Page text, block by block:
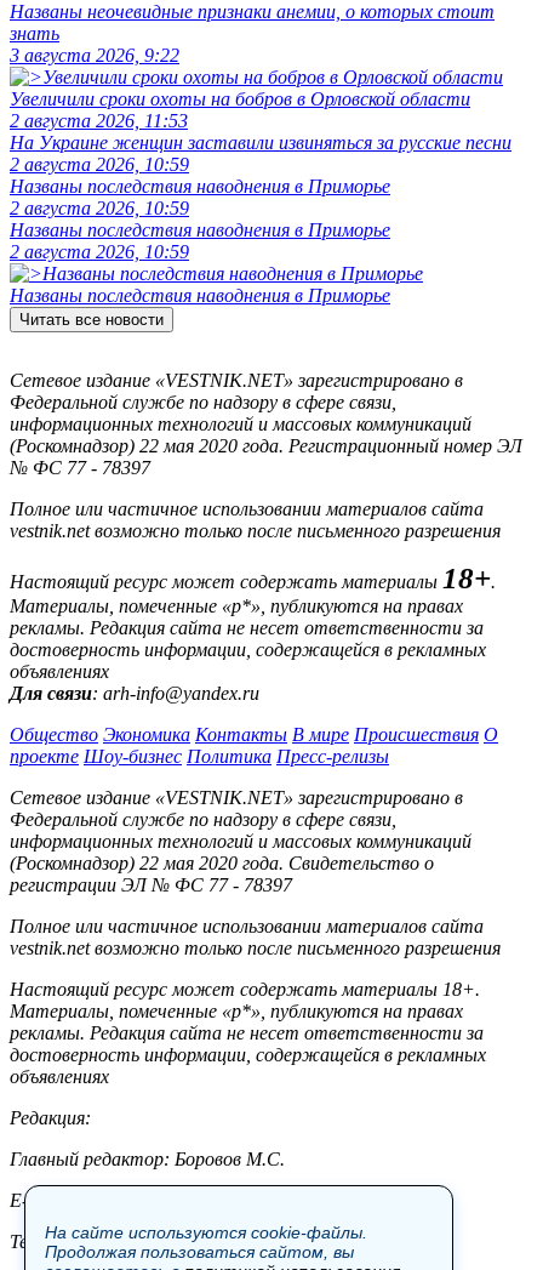
Названы неочевидные признаки анемии, о которых стоит
знать
3 августа 2026, 9:22
Увеличили сроки охоты на бобров в Орловской области
2 августа 2026, 11:53
На Украине женщин заставили извиняться за русские песни
2 августа 2026, 10:59
Названы последствия наводнения в Приморье
2 августа 2026, 10:59
Названы последствия наводнения в Приморье
2 августа 2026, 10:59
Названы последствия наводнения в Приморье
Читать все новости
Сетевое издание «VESTNIK.NET» зарегистрировано в
Федеральной службе по надзору в сфере связи,
информационных технологий и массовых коммуникаций
(Роскомнадзор) 22 мая 2020 года. Регистрационный номер ЭЛ
№ ФС 77 - 78397
Полное или частичное использовании материалов сайта
vestnik.net возможно только после письменного разрешения
Настоящий ресурс может содержать материалы 18+.
Материалы, помеченные «р*», публикуются на правах
рекламы. Редакция сайта не несет ответственности за
достоверность информации, содержащейся в рекламных
объявлениях
Для связи: arh-info@yandex.ru
Общество Экономика Контакты В мире Происшествия О
проекте Шоу-бизнес Политика Пресс-релизы
Сетевое издание «VESTNIK.NET» зарегистрировано в
Федеральной службе по надзору в сфере связи,
информационных технологий и массовых коммуникаций
(Роскомнадзор) 22 мая 2020 года. Свидетельство о
регистрации ЭЛ № ФС 77 - 78397
Полное или частичное использовании материалов сайта
vestnik.net возможно только после письменного разрешения
Настоящий ресурс может содержать материалы 18+.
Материалы, помеченные «р*», публикуются на правах
рекламы. Редакция сайта не несет ответственности за
достоверность информации, содержащейся в рекламных
объявлениях
Редакция:
Главный редактор: Боровов М.С.
E-mail: site@vestnik.net, reb.msk@yandex.ru
Тел.: +7 (921) 720-00-97
На сайте используются cookie-файлы.
Продолжая пользоваться сайтом, вы